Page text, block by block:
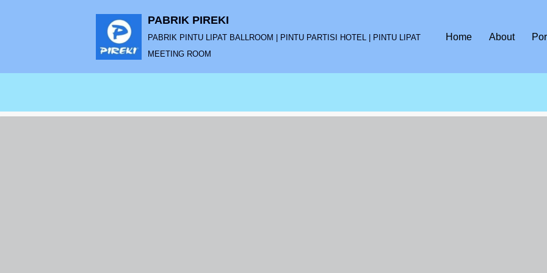
PABRIK PIREKI
PABRIK PINTU LIPAT BALLROOM | PINTU PARTISI HOTEL | PINTU LIPAT
MEETING ROOM
Home About